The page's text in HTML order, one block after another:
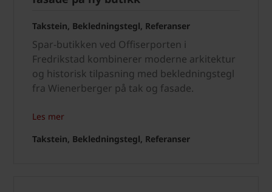
Takstein, Bekledningstegl, Referanser
Spar-butikken ved Offiserporten i
Fredrikstad kombinerer moderne arkitektur
og historisk tilpasning med bekledningstegl
fra Wienerberger på tak og fasade.
Les mer
Takstein, Bekledningstegl, Referanser